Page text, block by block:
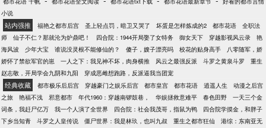
小说
站内强推 福艳之都市后宫 圣上轻点罚，暗卫又哭了 坏蛋是怎样炼成的2 都市花语
全职法
师
仙子不仁？那就沦为炉鼎吧！ 四合院：1944开局娶了女特务 御女天下 穿越影视风云录
艳
海风波
少年大宝 谁说没灵根不能修仙的？ 傻子，嫂子漂亮吗 校花的贴身高手
八零随军，娇
娇怀了禁欲军官的崽
一人之下：我见神不坏，肉身横推 风云之最强反派 斗罗之黄泉斗罗
重生
赵志敬，开局学会九阴和九阳
穿成恶雌想跑路，反派逼我当团宠
经典收藏 都市极乐后后宫 穿越豪门之娱乐后宫 都市皇宫 都市花语 逍遥人生
动漫之后宫
之旅
艳福不浅 邪意都市 年代1960：穿越南锣鼓巷， 华娱拯救意难平 春色田野
一天三个金
词条，我赶尸亿万
我一个人演了全世界 四合院：社会我茂哥，指鼠为鸭
四合院学摸金，和胖子
下乡当知青
斗罗之人皇传说 僵尸世界：我是林玖，也叫九叔 重生之都市狂仙
港综：东南亚无